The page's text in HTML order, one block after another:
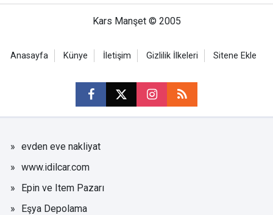
Kars Manşet © 2005
Anasayfa Künye İletişim Gizlilik İlkeleri Sitene Ekle
evden eve nakliyat
www.idilcar.com
Epin ve Item Pazarı
Eşya Depolama